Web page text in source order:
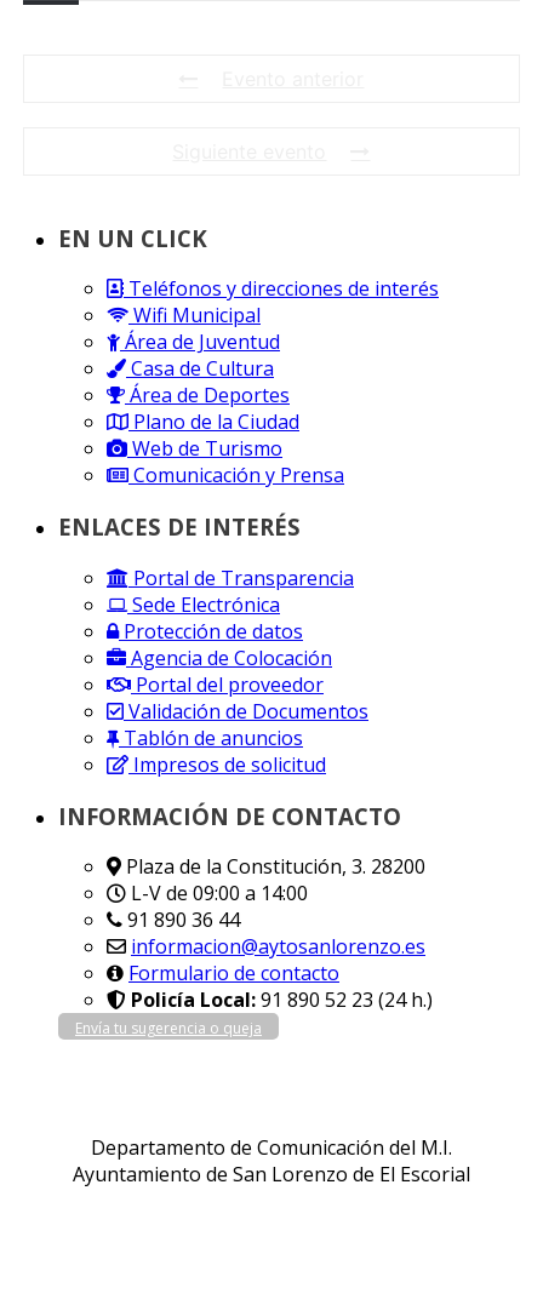
EN UN CLICK
Teléfonos y direcciones de interés
Wifi Municipal
Área de Juventud
Casa de Cultura
Área de Deportes
Plano de la Ciudad
Web de Turismo
Comunicación y Prensa
ENLACES DE INTERÉS
Portal de Transparencia
Sede Electrónica
Protección de datos
Agencia de Colocación
Portal del proveedor
Validación de Documentos
Tablón de anuncios
Impresos de solicitud
INFORMACIÓN DE CONTACTO
Plaza de la Constitución, 3. 28200
L-V de 09:00 a 14:00
91 890 36 44
informacion@aytosanlorenzo.es
Formulario de contacto
Policía Local:91 890 52 23 (24 h.)
Envía tu sugerencia o queja
Departamento de Comunicación del M.I.
Ayuntamiento de San Lorenzo de El Escorial